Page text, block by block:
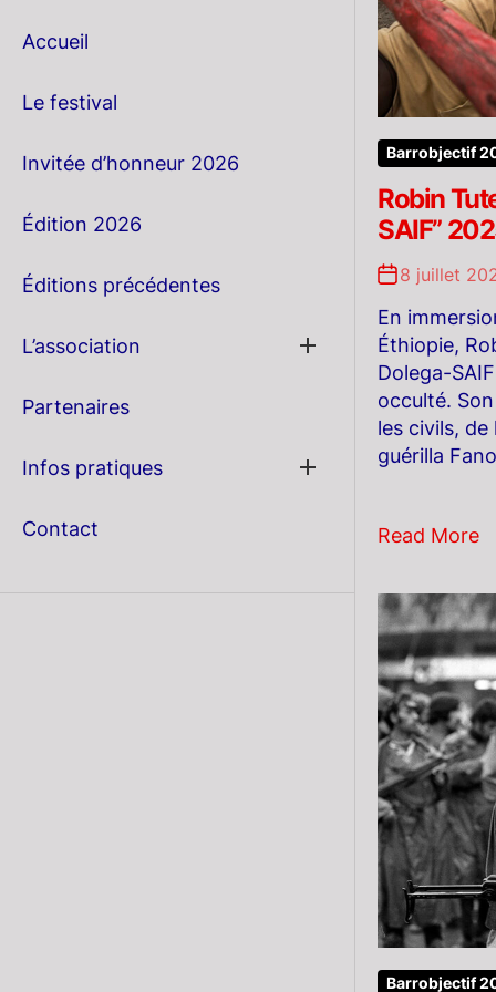
Accueil
Le festival
Invitée d’honneur 2026
Édition 2026
Éditions précédentes
L’association
Show
Partenaires
Infos pratiques
Show
Contact
Barrobjectif
Robin
SAIF”
8 juillet
En
Éthiopie,
Dolega-
occulté.
les civils,
guérilla
Read More
Barrobjectif